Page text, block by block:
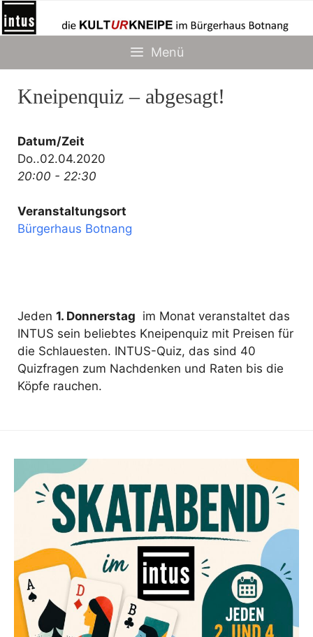
Zum
Inhalt
Menü
Kneipenquiz – abgesagt!
Datum/Zeit
Do..02.04.2020
20:00 - 22:30
Veranstaltungsort
Bürgerhaus Botnang
Jeden 1. Donnerstag im Monat veranstaltet das
INTUS sein beliebtes Kneipenquiz mit Preisen für
die Schlauesten. INTUS-Quiz, das sind 40
Quizfragen zum Nachdenken und Raten bis die
Köpfe rauchen.